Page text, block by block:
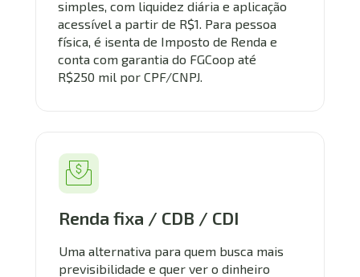
Renda fixa / CDB / CDI
simples, com liquidez diária e aplicação
acessível a partir de R$1. Para pessoa
física, é isenta de Imposto de Renda e
conta com garantia do FGCoop até
R$250 mil por CPF/CNPJ.
Uma alternativa para quem busca mais
previsibilidade e quer ver o dinheiro